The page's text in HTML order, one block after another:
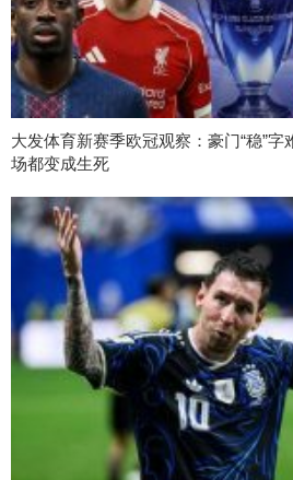
大发体育新赛季欧冠观察：豪门“稳”
场都变成生死